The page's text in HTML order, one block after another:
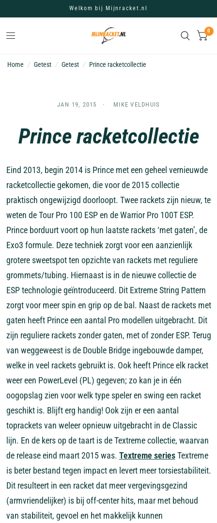
Welkom bij Mijnracket.nl
0
Home / Getest / Getest / Prince racketcollectie
JAN 19, 2015 MIKE VELDHUIS
Prince racketcollectie
Eind 2013, begin 2014 is Prince met een geheel vernieuwde
racketcollectie gekomen, die voor de 2015 collectie
praktisch ongewijzigd doorloopt. Twee rackets zijn nieuw, te
weten de Tour Pro 100 ESP en de Warrior Pro 100T ESP.
Prince borduurt voort op hun laatste rackets ‘met gaten’, de
Exo3 formule. Deze techniek zorgt voor een aanzienlijk
grotere sweetspot ten opzichte van rackets met reguliere
grommets/tubing. Hiernaast is in de nieuwe collectie de
ESP technologie geïntroduceerd. Dit Extreme String Pattern
zorgt voor meer spin en grip op de bal. Naast de rackets met
gaten heeft Prince een aantal Pro modellen uitgebracht. Dit
zijn reguliere rackets zonder gaten, met of zonder ESP. Terug
van weggeweest is de Double Bridge ingebouwde damper,
welke in veel rackets gebruikt is. Ook heeft Prince elk racket
weer een PowerLevel (PL) gegeven; zo kan je in één
oogopslag zien voor welk type speler en swing een racket
geschikt is. Blijft erg handig! Ook zijn er een aantal
toprackets van weleer opnieuw uitgebracht in de Classic
lijn. En de kers op de taart is de Textreme collectie, waarvan
de release eind maart 2015 was. Textreme seriesTextreme
is beter bestand tegen impact en levert meer torsiestabiliteit.
Dit resulteert in een racket dat meer vergevingsgezind
(armvriendelijker) is bij off-center hits, maar met behoud
van stabiliteit, gevoel en het makkelijk kunnen